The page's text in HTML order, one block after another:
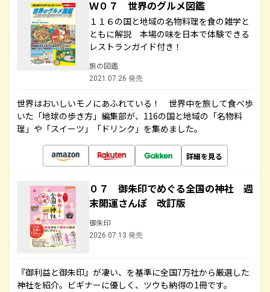
Ｗ０７ 世界のグルメ図鑑
１１６の国と地域の名物料理を食の雑学と
ともに解説 本場の味を日本で体験できる
レストランガイド付き！
旅の図鑑
2021.07.26 発売
世界はおいしいモノにあふれている！ 世界中を旅して食べ歩
いた「地球の歩き方」編集部が、116の国と地域の「名物料
理」や「スイーツ」「ドリンク」を集めました。
詳細を見る
０７ 御朱印でめぐる全国の神社 週
末開運さんぽ 改訂版
御朱印
2026.07.13 発売
『御利益と御朱印』が凄い、を基準に全国7万社から厳選した
神社を紹介。ビギナーに優しく、ツウも納得の1冊です。